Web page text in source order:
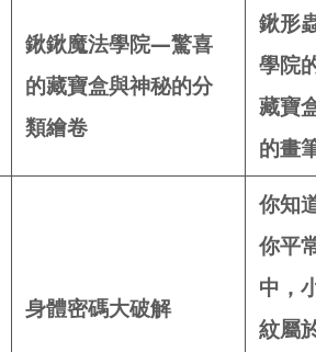
鍬鍬魔法學院—驚喜
的藏寶盒與神秘的分
類繪卷
鍬形
學院
藏寶
的畫
身體密碼大破解
你知
你平
中，
紋屬